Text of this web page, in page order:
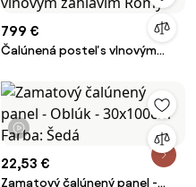
799 €
Čalúnená posteľ s vlnovým
1 video
22,53 €
Zamatový čalúnený panel -